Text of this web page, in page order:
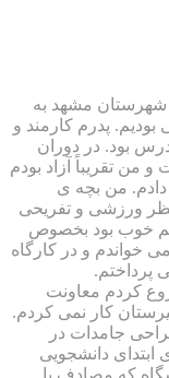
رضایی هستم و در سال ۱۳۳۶ در شهرستان مشهد به
پدرم کارمند و
بود. در دوران
من تقریباً آزاد بودم
من بچه ی
ورزشی و تفریحی
خوب بود بخصوص
و در کارگاه
پرداختم.
کردم معاونت
کار نمی کردم.
طراحی جامدات در
دانشجویی
که مصادف با